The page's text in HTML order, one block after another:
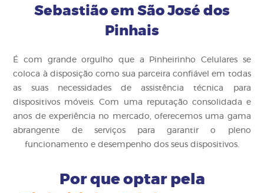
Sebastião em São José dos
Pinhais
É com grande orgulho que a Pinheirinho Celulares se
coloca à disposição como sua parceira confiável em todas
as suas necessidades de assistência técnica para
dispositivos móveis. Com uma reputação consolidada e
anos de experiência no mercado, oferecemos uma gama
abrangente de serviços para garantir o pleno
funcionamento e desempenho dos seus dispositivos.
Por que optar pela